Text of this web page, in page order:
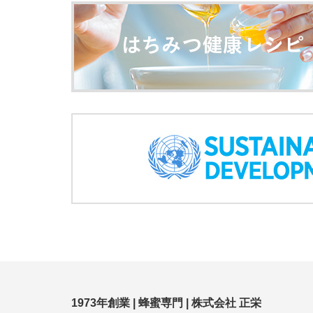
1973年創業 | 蜂蜜専門 | 株式会社 正栄